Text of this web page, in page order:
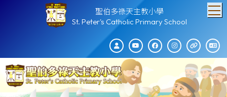
聖伯多祿天主教小學
St. Peter's Catholic Primary School